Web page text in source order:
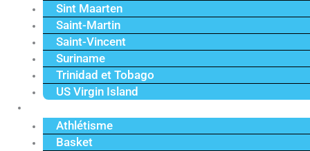
Sint Maarten
Saint-Martin
Saint-Vincent
Suriname
Trinidad et Tobago
US Virgin Island
Athlétisme
Basket